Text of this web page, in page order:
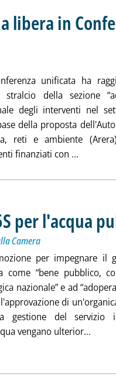
libera in
con Dpcm
2019 alle 18.41.
unificata ha
stralcio della sezione
degli interventi nel
della proposta
reti e ambiente
finanziati con ...
per l'acqua
Camera
per impegnare il
come “bene pubblico,
nazionale” e ad
di
gestione del servizio
vengano ulterior...